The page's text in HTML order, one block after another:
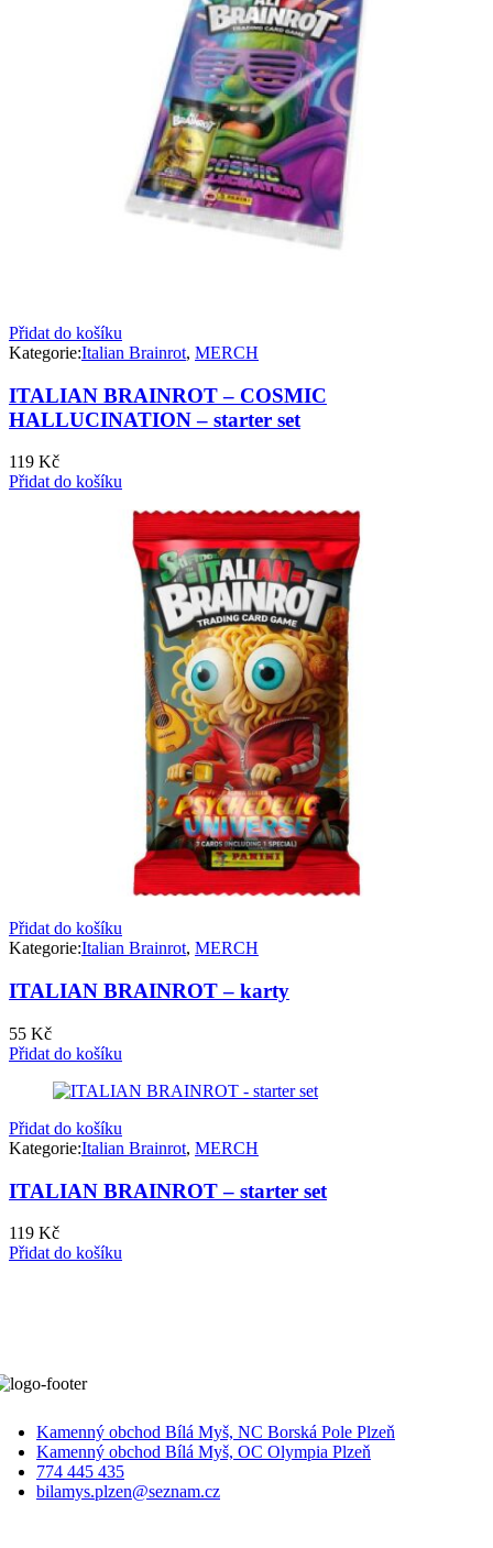
Přidat do košíku
Kategorie:Italian Brainrot, MERCH
ITALIAN BRAINROT – COSMIC
HALLUCINATION – starter set
119 Kč
Přidat do košíku
Přidat do košíku
Kategorie:Italian Brainrot, MERCH
ITALIAN BRAINROT – karty
55 Kč
Přidat do košíku
Přidat do košíku
Kategorie:Italian Brainrot, MERCH
ITALIAN BRAINROT – starter set
119 Kč
Přidat do košíku
Kamenný obchod Bílá Myš, NC Borská Pole Plzeň
Kamenný obchod Bílá Myš, OC Olympia Plzeň
774 445 435
bilamys.plzen@seznam.cz